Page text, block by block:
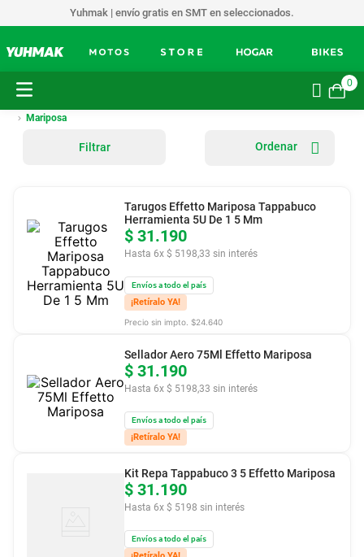
Yuhmak | envío gratis en SMT en seleccionados.
0
Mariposa
Filtrar
$ 31.190
Hasta 6x $ 5198,33 sin interés
Tarugos Effetto Mariposa Tappabuco
Herramienta 5U De 1 5 Mm
Envíos a todo el país
¡Retíralo YA!
Precio sin impto. $24.640
$ 31.190
Hasta 6x $ 5198,33 sin interés
Sellador Aero 75Ml Effetto Mariposa
Envíos a todo el país
¡Retíralo YA!
$ 31.190
Hasta 6x $ 5198 sin interés
Kit Repa Tappabuco 3 5 Effetto Mariposa
Envíos a todo el país